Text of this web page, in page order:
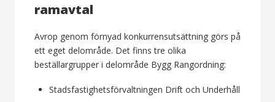
ramavtal
Avrop genom förnyad konkurrensutsättning görs på
ett eget delområde. Det finns tre olika
beställargrupper i delområde Bygg Rangordning:
Stadsfastighetsförvaltningen Drift och Underhåll